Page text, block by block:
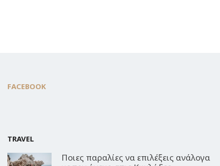
FACEBOOK
TRAVEL
Ποιες παραλίες να επιλέξεις ανάλογα